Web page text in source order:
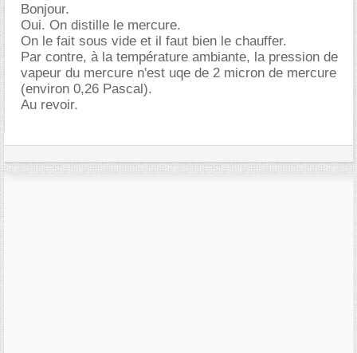
Bonjour.
Oui. On distille le mercure.
On le fait sous vide et il faut bien le chauffer.
Par contre, à la température ambiante, la pression de
vapeur du mercure n'est uqe de 2 micron de mercure
(environ 0,26 Pascal).
Au revoir.